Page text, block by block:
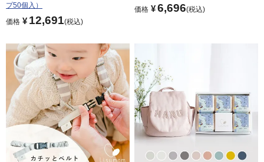
プ50個入）
価格 ¥ 12,691 税込
価格 ¥6,696 税込